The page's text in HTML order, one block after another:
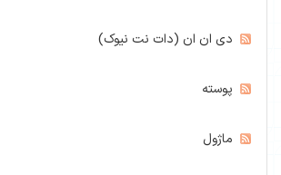
دی ان ان (دات نت نیوک)
پوسته
ماژول